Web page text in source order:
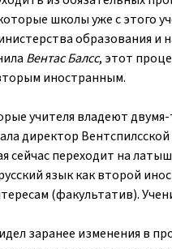
школы уже с этого
образования и
Вентас Балсс, этот
иностранным.
учителя владеют
директор
переходит на
язык как второй
(факультатив).
заранее изменения в